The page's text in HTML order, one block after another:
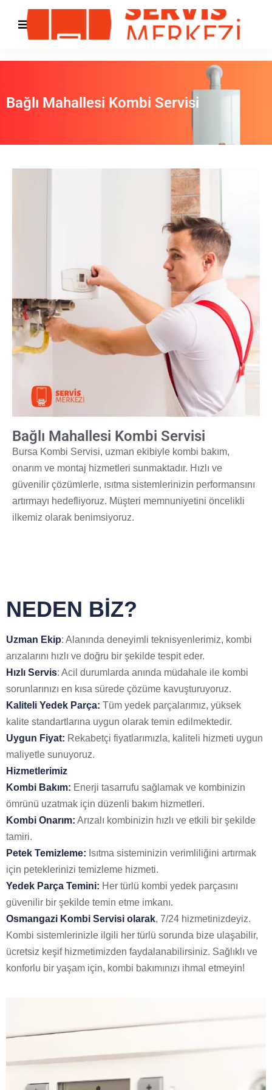
Bağlı Mahallesi Kombi Servisi
Bağlı Mahallesi Kombi Servisi
Bursa Kombi Servisi, uzman ekibiyle kombi bakım,
onarım ve montaj hizmetleri sunmaktadır. Hızlı ve
güvenilir çözümlerle, ısıtma sistemlerinizin performansını
artırmayı hedefliyoruz. Müşteri memnuniyetini öncelikli
ilkemiz olarak benimsiyoruz.
NEDEN BİZ?
Uzman Ekip: Alanında deneyimli teknisyenlerimiz, kombi
arızalarını hızlı ve doğru bir şekilde tespit eder.
Hızlı Servis: Acil durumlarda anında müdahale ile kombi
sorunlarınızı en kısa sürede çözüme kavuşturuyoruz.
Kaliteli Yedek Parça: Tüm yedek parçalarımız, yüksek
kalite standartlarına uygun olarak temin edilmektedir.
Uygun Fiyat: Rekabetçi fiyatlarımızla, kaliteli hizmeti uygun
maliyetle sunuyoruz.
Hizmetlerimiz
Kombi Bakım: Enerji tasarrufu sağlamak ve kombinizin
ömrünü uzatmak için düzenli bakım hizmetleri.
Kombi Onarım: Arızalı kombinizin hızlı ve etkili bir şekilde
tamiri.
Petek Temizleme: Isıtma sisteminizin verimliliğini artırmak
için peteklerinizi temizleme hizmeti.
Yedek Parça Temini: Her türlü kombi yedek parçasını
güvenilir bir şekilde temin etme imkanı.
Osmangazi Kombi Servisi olarak, 7/24 hizmetinizdeyiz.
Kombi sistemlerinizle ilgili her türlü sorunda bize ulaşabilir,
ücretsiz keşif hizmetimizden faydalanabilirsiniz. Sağlıklı ve
konforlu bir yaşam için, kombi bakımınızı ihmal etmeyin!